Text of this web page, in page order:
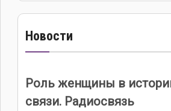
Новости
Роль женщины в
связи. Радиосвязь